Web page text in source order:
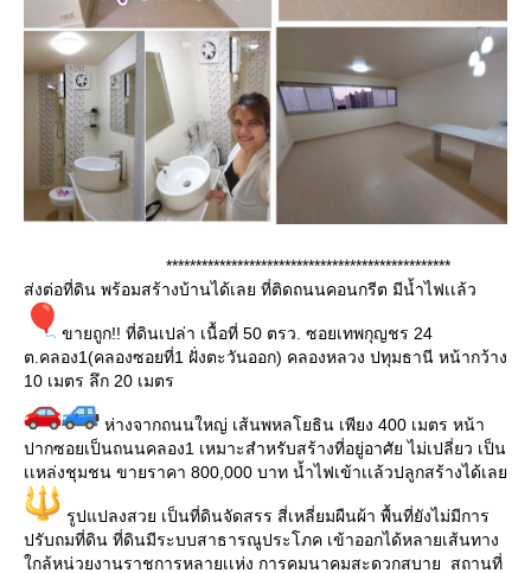
************************************************
ส่งต่อที่ดิน พร้อมสร้างบ้านได้เลย ที่ติดถนนคอนกรีต มีน้ำไฟเเล้ว
ขายถูก!! ที่ดินเปล่า เนื้อที่ 50 ตรว. ซอยเทพกุญชร 24
ต.คลอง1(คลองซอยที่1 ฝั่งตะวันออก) คลองหลวง ปทุมธานี หน้ากว้าง
10 เมตร ลึก 20 เมตร
ห่างจากถนนใหญ่ เส้นพหลโยธิน เพียง 400 เมตร หน้า
ปากซอยเป็นถนนคลอง1 เหมาะสำหรับสร้างที่อยู่อาศัย ไม่เปลี่ยว เป็น
เเหล่งชุมชน ขายราคา 800,000 บาท น้ำไฟเข้าเเล้วปลูกสร้างได้เลย
รูปแปลงสวย เป็นที่ดินจัดสรร สี่เหลี่ยมผืนผ้า พื้นที่ยังไม่มีการ
ปรับถมที่ดิน ที่ดินมีระบบสาธารณูประโภค เข้าออกได้หลายเส้นทาง
ใกล้หน่วยงานราชการหลายเเห่ง การคมนาคมสะดวกสบาย สถานที่